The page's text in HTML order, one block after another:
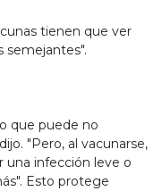
tienen que ver
semejantes".
que puede no
"Pero, al vacunarse,
una infección leve o
Esto protege